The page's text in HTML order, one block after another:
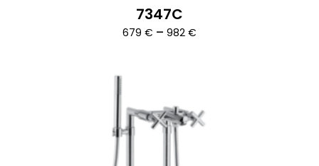
7347C
679 € – 982 €Ártartomány: